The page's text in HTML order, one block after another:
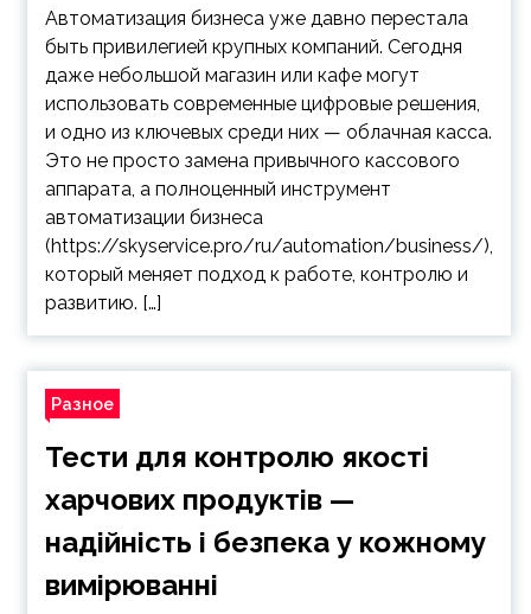
Автоматизация бизнеса уже давно перестала
быть привилегией крупных компаний. Сегодня
даже небольшой магазин или кафе могут
использовать современные цифровые решения,
и одно из ключевых среди них — облачная касса.
Это не просто замена привычного кассового
аппарата, а полноценный инструмент
автоматизации бизнеса
(https://skyservice.pro/ru/automation/business/),
который меняет подход к работе, контролю и
развитию. […]
Разное
Тести для контролю якості
харчових продуктів —
надійність і безпека у кожному
вимірюванні